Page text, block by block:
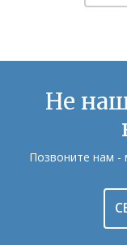
Не
Позвоните нам -